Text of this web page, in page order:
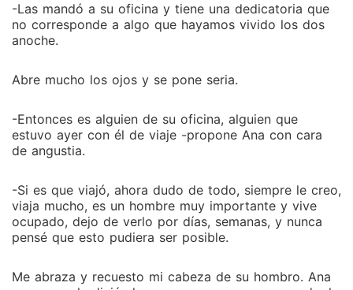
-Las mandó a su oficina y tiene una dedicatoria que
no corresponde a algo que hayamos vivido los dos
anoche.
Abre mucho los ojos y se pone seria.
-Entonces es alguien de su oficina, alguien que
estuvo ayer con él de viaje -propone Ana con cara
de angustia.
-Si es que viajó, ahora dudo de todo, siempre le creo,
viaja mucho, es un hombre muy importante y vive
ocupado, dejo de verlo por días, semanas, y nunca
pensé que esto pudiera ser posible.
Me abraza y recuesto mi cabeza de su hombro. Ana